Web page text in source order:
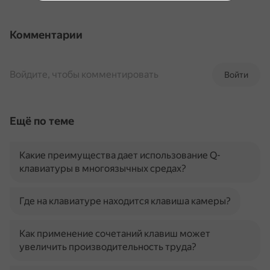
Комментарии
Войти
Войдите, чтобы комментировать
Ещё по теме
Какие преимущества дает использование Q-
клавиатуры в многоязычных средах?
Где на клавиатуре находится клавиша камеры?
Как применение сочетаний клавиш может
увеличить производительность труда?